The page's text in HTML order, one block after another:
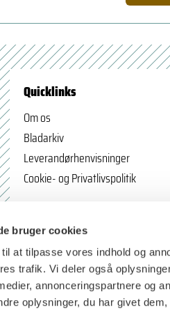
bruger cookies
at tilpasse vores indhold og
trafik. Vi deler også
annonceringspartnere og
oplysninger, du har givet
Quicklinks
Om os
Bladarkiv
Leverandørhenvisninger
Cookie- og Privatlivspolitik